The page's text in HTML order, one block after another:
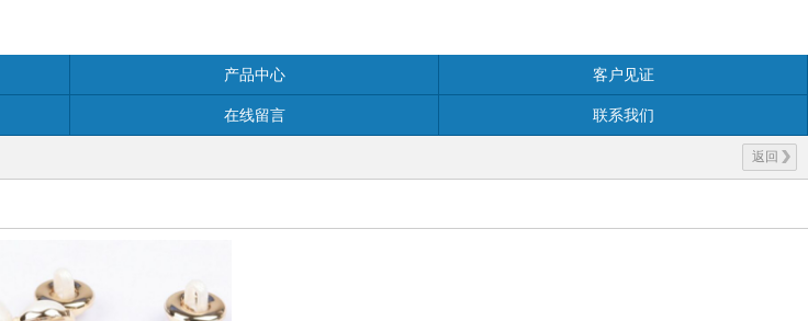
产品中心 客户见证
在线留言 联系我们
返回